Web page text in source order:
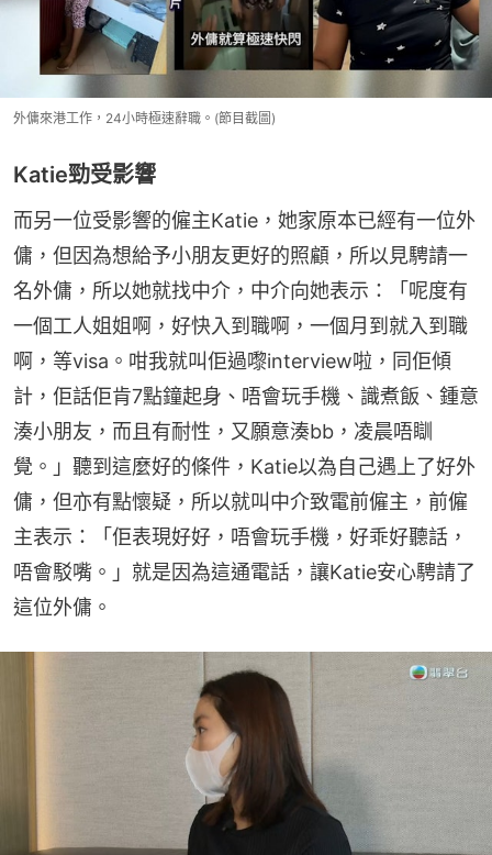
外傭來港工作，24小時極速辭職。(節目截圖)
Katie勁受影響
而另一位受影響的僱主Katie，她家原本已經有一位外
傭，但因為想給予小朋友更好的照顧，所以見騁請一
名外傭，所以她就找中介，中介向她表示：「呢度有
一個工人姐姐啊，好快入到職啊，一個月到就入到職
啊，等visa。咁我就叫佢過嚟interview啦，同佢傾
計，佢話佢肯7點鐘起身、唔會玩手機、識煮飯、鍾意
湊小朋友，而且有耐性，又願意湊bb，凌晨唔瞓
覺。」聽到這麼好的條件，Katie以為自己遇上了好外
傭，但亦有點懷疑，所以就叫中介致電前僱主，前僱
主表示：「佢表現好好，唔會玩手機，好乖好聽話，
唔會駁嘴。」就是因為這通電話，讓Katie安心騁請了
這位外傭。